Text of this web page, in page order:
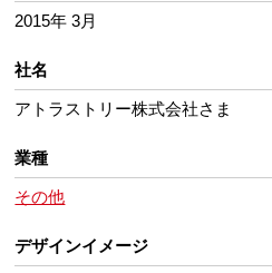
2015年 3月
社名
アトラストリー株式会社さま
業種
その他
デザインイメージ